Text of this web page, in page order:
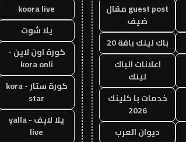
guest post مقال
ضيف
باك لينك باقة 20
اعلانات الباك
لينك
خدمات با كلينك
2026
ديوان العرب
koora live
يلا شوت
كورة اون لاين -
kora onli
كورة ستار - kora
star
يلا لايف - yalla
live